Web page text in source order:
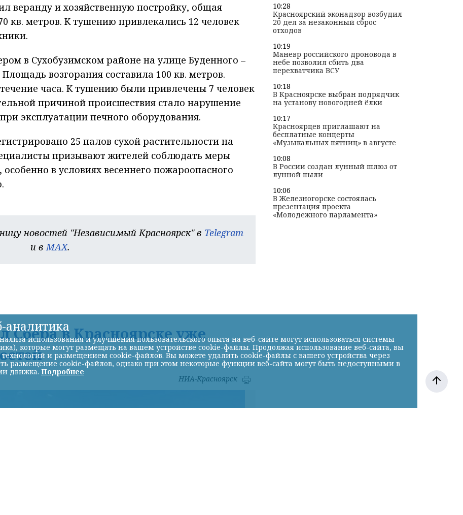
веранду и хозяйственную постройку, общая
кв. метров. К тушению привлекались 12 человек
в Сухобузимском районе на улице Буденного –
возгорания составила 100 кв. метров.
часа. К тушению были привлечены 7 человек
причиной происшествия стало нарушение
эксплуатации печного оборудования.
25 палов сухой растительности на
призывают жителей соблюдать меры
в условиях весеннего пожароопасного
новостей "Независимый Красноярск" в Telegram
и в MAX.
в Красноярске уже
НИА-Красноярск
10:28
Красноярский эконадзор возбудил
20 дел за незаконный сброс
отходов
10:19
Маневр российского дроновода в
небе позволил сбить два
перехватчика ВСУ
10:18
В Красноярске выбран подрядчик
на установу новогодней ёлки
10:17
Красноярцев приглашают на
бесплатные концерты
«Музыкальных пятниц» в августе
10:08
В России создан лунный шлюз от
лунной пыли
10:06
В Железногорске состоялась
презентация проекта
«Молодежного парламента»
аналитика
использования и улучшения пользовательского опыта на веб-сайте могут использоваться системы
которые могут размещать на вашем устройстве cookie-файлы. Продолжая использование веб-сайта, вы
и размещением cookie-файлов. Вы можете удалить cookie-файлы с вашего устройства через
размещение cookie-файлов, однако при этом некоторые функции веб-сайта могут быть недоступными в
движка. Подробнее